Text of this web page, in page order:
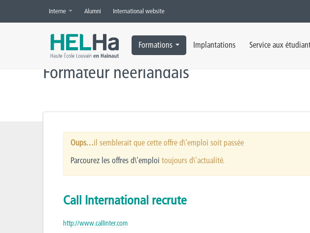
Interne Alumni International website
Formations Implantations Service aux
Accueil » Offres d’emploi » Formateur néerlandais
Formateur néerlandais
Oups…il semblerait que cette offre d\'emploi soit passée
Parcourez les offres d\'emploi toujours d\'actualité.
Call International recrute
http://www.callinter.com